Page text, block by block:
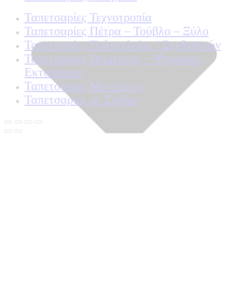
Ταπετσαρίες Τεχνοτροπία
Ταπετσαρίες Πέτρα – Τούβλο – Ξύλο
Ταπετσαρίες Πολυτελείας / Σχεδιαστών
Ταπετσαρίες Θεματικές – Ψηφιακές
Εκτυπώσεις
Ταπετσαρίες Μοντέρνες
Ταπετσαρίες με Σχέδιο